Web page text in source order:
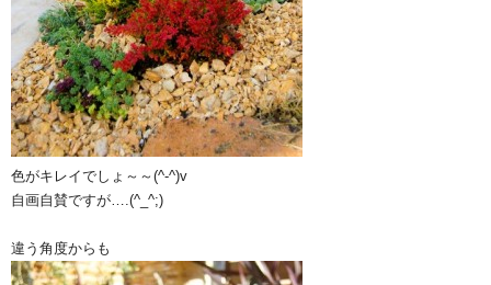
色がキレイでしょ～～(^-^)v
自画自賛ですが….(^_^;)
違う角度からも